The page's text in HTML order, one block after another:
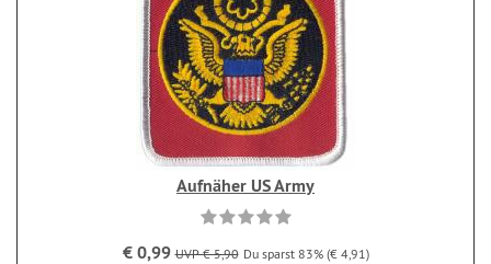
Aufnäher US Army
€ 0,99 UVP € 5,90 Du sparst 83% (€ 4,91)